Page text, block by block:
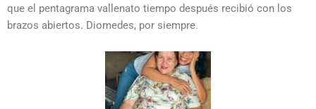
que el pentagrama vallenato tiempo después recibió con los
brazos abiertos. Diomedes, por siempre.